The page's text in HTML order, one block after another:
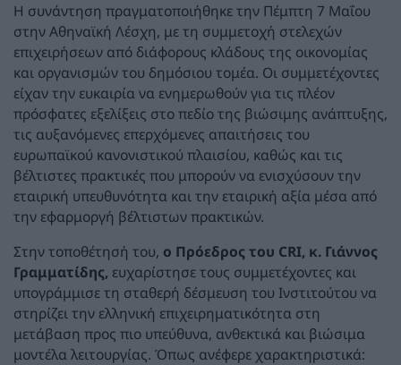
Η συνάντηση πραγματοποιήθηκε την Πέμπτη 7 Μαΐου
στην Αθηναϊκή Λέσχη, με τη συμμετοχή στελεχών
επιχειρήσεων από διάφορους κλάδους της οικονομίας
και οργανισμών του δημόσιου τομέα. Οι συμμετέχοντες
είχαν την ευκαιρία να ενημερωθούν για τις πλέον
πρόσφατες εξελίξεις στο πεδίο της βιώσιμης ανάπτυξης,
τις αυξανόμενες επερχόμενες απαιτήσεις του
ευρωπαϊκού κανονιστικού πλαισίου, καθώς και τις
βέλτιστες πρακτικές που μπορούν να ενισχύσουν την
εταιρική υπευθυνότητα και την εταιρική αξία μέσα από
την εφαρμοργή βέλτιστων πρακτικών.
Στην τοποθέτησή του, ο Πρόεδρος του CRI, κ. Γιάννος
Γραμματίδης, ευχαρίστησε τους συμμετέχοντες και
υπογράμμισε τη σταθερή δέσμευση του Ινστιτούτου να
στηρίζει την ελληνική επιχειρηματικότητα στη
μετάβαση προς πιο υπεύθυνα, ανθεκτικά και βιώσιμα
μοντέλα λειτουργίας. Όπως ανέφερε χαρακτηριστικά: